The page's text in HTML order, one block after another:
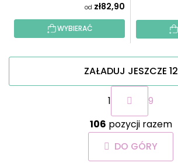
od zł82,90
WYBIERAĆ
K
o
n
t
ZAŁADUJ JESZCZE 12
P
a
g
i
n
a
c
1
9
106 pozycji razem
DO GÓRY